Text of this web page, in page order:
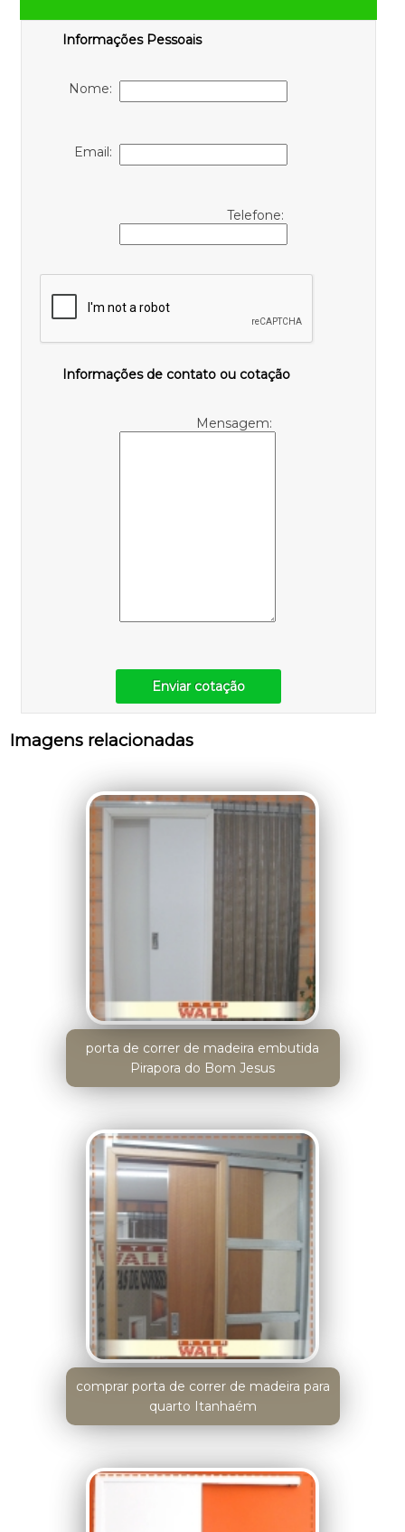
Informações Pessoais
Nome:
Email:
Telefone:
Informações de contato ou cotação
Mensagem:
Enviar cotação
Imagens relacionadas
porta de correr de madeira embutida
Pirapora do Bom Jesus
comprar porta de correr de madeira para
quarto Itanhaém